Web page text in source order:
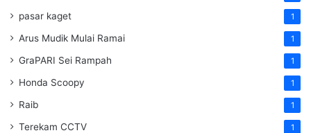
pasar kaget 1
Arus Mudik Mulai Ramai 1
GraPARI Sei Rampah 1
Honda Scoopy 1
Raib 1
Terekam CCTV 1